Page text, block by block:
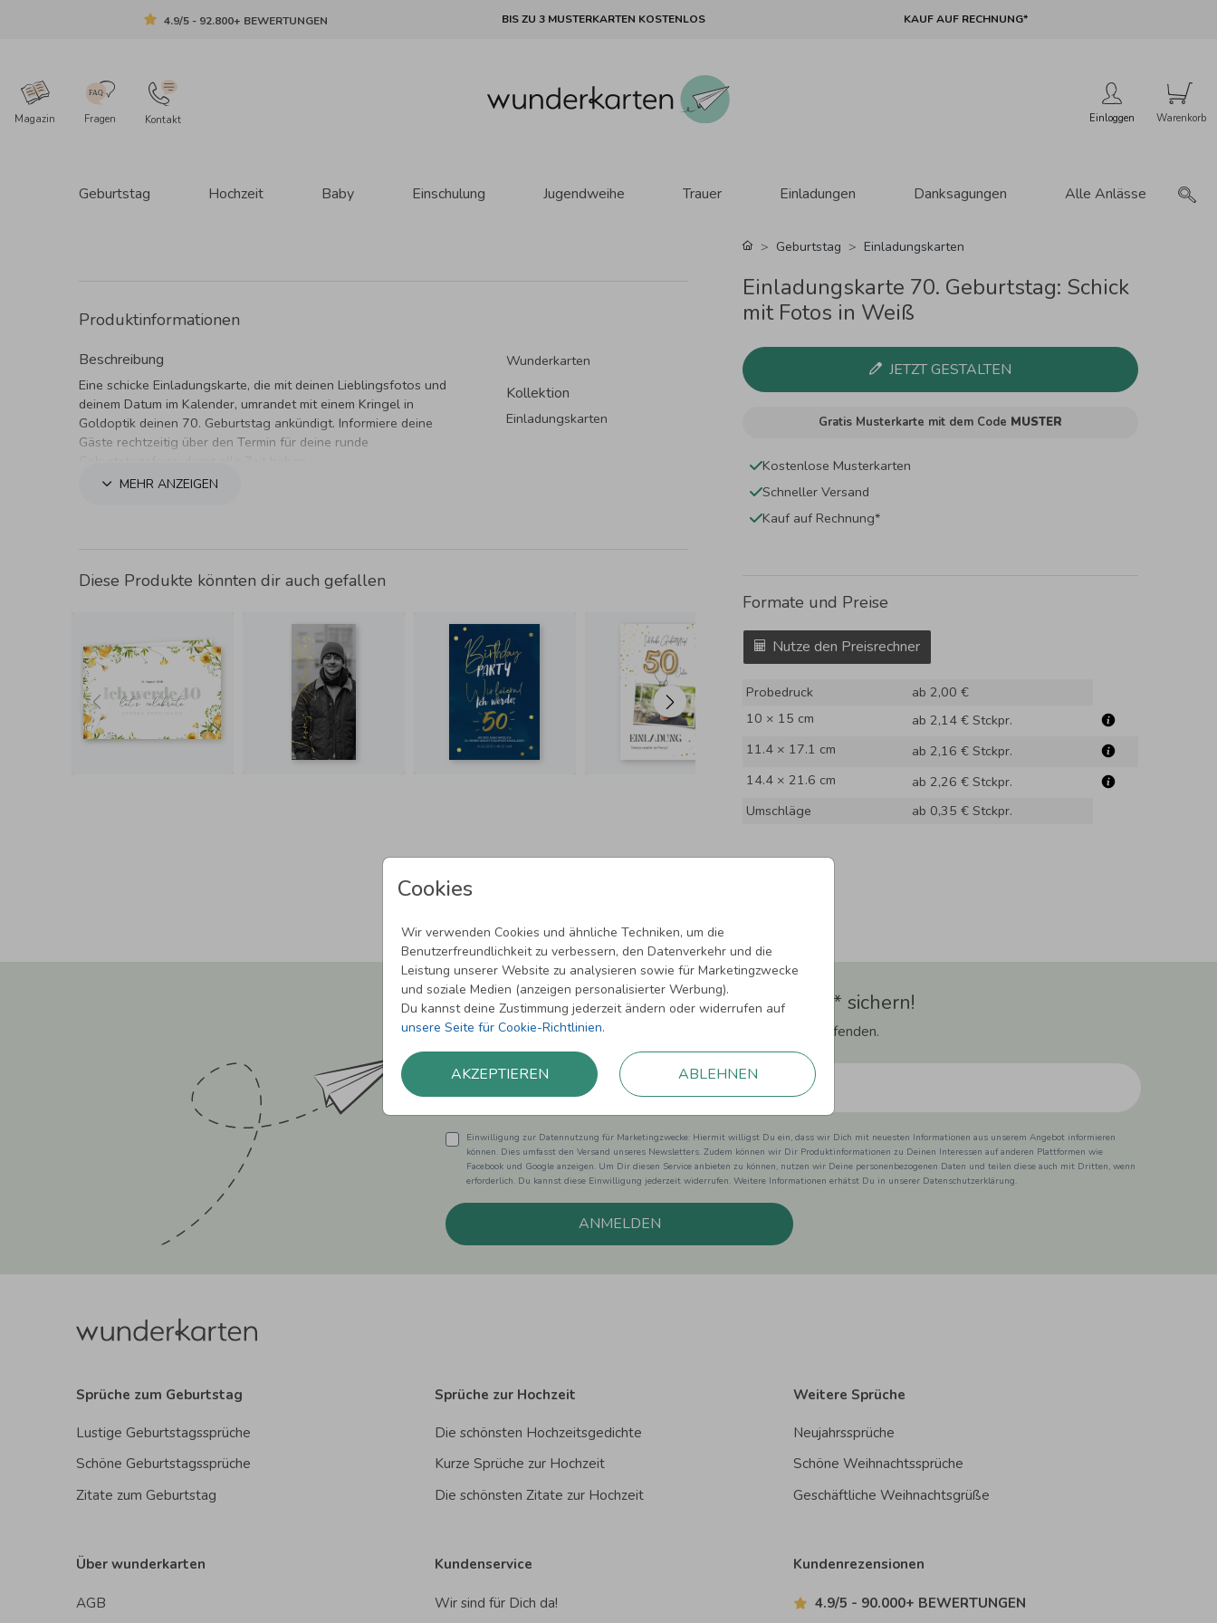
4.9/5 - 92.800+ BEWERTUNGEN BIS ZU 3 MUSTERKARTEN KOSTENLOS KAUF AUF RECHNUNG*
Magazin Fragen Kontakt Einloggen
Geburtstag Hochzeit Baby Einschulung Jugendweihe Trauer Einladungen Danksagungen Alle Anlässe
Cookies
Wir verwenden Cookies und ähnliche Techniken, um die
Benutzerfreundlichkeit zu verbessern, den Datenverkehr und die
Leistung unserer Website zu analysieren sowie für Marketingzwecke
und soziale Medien (anzeigen personalisierter Werbung).
Du kannst deine Zustimmung jederzeit ändern oder widerrufen auf
unsere Seite für Cookie-Richtlinien.
AKZEPTIEREN ABLEHNEN
Produktinformationen
Beschreibung
Eine schicke Einladungskarte, die mit deinen Lieblingsfotos und
deinem Datum im Kalender, umrandet mit einem Kringel in
Goldoptik deinen 70. Geburtstag ankündigt. Informiere deine
Gäste rechtzeitig über den Termin für deine runde
MEHR ANZEIGEN
Wunderkarten
Kollektion
Einladungskarten
Diese Produkte könnten dir auch gefallen
Geburtstag Einladungskarten
Einladungskarte 70. Geburtstag: Schick
mit Fotos in Weiß
JETZT GESTALTEN
Gratis Musterkarte mit dem Code MUSTER
Kostenlose Musterkarten
Schneller Versand
Kauf auf Rechnung*
Formate und Preise
Nutze den Preisrechner
Probedruck
ab 2,00 €
10 × 15 cm
ab 2,14 € Stckpr.
11.4 × 17.1 cm
ab 2,16 € Stckpr.
14.4 × 21.6 cm
ab 2,26 € Stckpr.
Umschläge
ab 0,35 € Stckpr.
Newsletter abonnieren und 5,00 € Rabatt** sichern!
Melde Dich zu unserem Newsletter an und bleibe auf dem Laufenden.
Einwilligung zur Datennutzung für Marketingzwecke: Hiermit willigst Du ein, dass wir Dich mit neuesten Informationen aus unserem Angebot informieren
können. Dies umfasst den Versand unseres Newsletters. Zudem können wir Dir Produktinformationen zu Deinen Interessen auf anderen Plattformen wie
Facebook und Google anzeigen. Um Dir diesen Service anbieten zu können, nutzen wir Deine personenbezogenen Daten und teilen diese auch mit Dritten, wenn
erforderlich. Du kannst diese Einwilligung jederzeit widerrufen. Weitere Informationen erhätst Du in unserer Datenschutzerklärung.
ANMELDEN
Sprüche zum Geburtstag
Lustige Geburtstagssprüche
Schöne Geburtstagssprüche
Zitate zum Geburtstag
Sprüche zur Hochzeit
Die schönsten Hochzeitsgedichte
Kurze Sprüche zur Hochzeit
Die schönsten Zitate zur Hochzeit
Weitere Sprüche
Neujahrssprüche
Schöne Weihnachtssprüche
Geschäftliche Weihnachtsgrüße
Über wunderkarten
AGB
Kundenservice
Wir sind für Dich da!
Kundenrezensionen
4.9/5 - 90.000+ BEWERTUNGEN